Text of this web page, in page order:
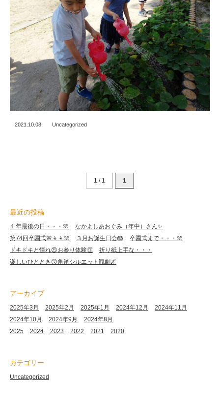
2021.10.08 Uncategorized
1 / 1 1
最近の投稿
１年最後の日・・・🌸
なかよしあおぐみ（年中）さん✨
第74回卒園式🌸👦👧🌸
３月お誕生日会🎂
卒園式まで・・・🌸
ドキドキと憧れ😍お参り体験👏
折り紙上手な・・・
楽しいひととき😚角笛シルエット観劇🌌
アーカイブ
2025年3月 2025年2月 2025年1月 2024年12月
2024年11月
2024年10月
2024年9月
2024年8月
2025
2024 2023 2022 2021 2020
カテゴリー
Uncategorized